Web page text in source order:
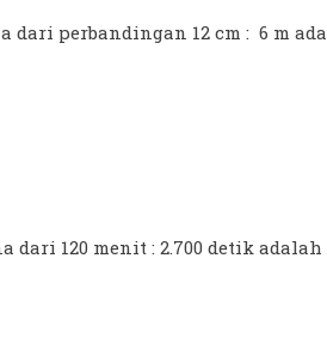
dari perbandingan 12 cm : 6 m
dari 120 menit : 2.700 detik adalah